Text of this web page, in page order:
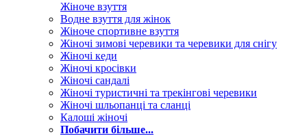
Жіноче взуття
Водне взуття для жінок
Жіноче спортивне взуття
Жіночі зимові черевики та черевики для снігу
Жіночі кеди
Жіночі кросівки
Жіночі сандалі
Жіночі туристичні та трекінгові черевики
Жіночі шльопанці та сланці
Калоші жіночі
Побачити більше...